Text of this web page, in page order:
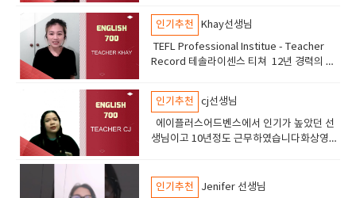
분하게 공부할 어린이 성인들에게 추천
인기추천
Khay선생님
TEFL Professional Institue - Teacher
Record 테솔라이센스 티쳐 12년 경력의 선
인기추천
cj선생님
에이플러스어드벤스에서 인기가 높았던 선
생님이고 10년정도 근무하였습니다화상영어
입니다토플스피킹 라이팅아이엘츠 스피킹
인기추천
Jenifer 선생님